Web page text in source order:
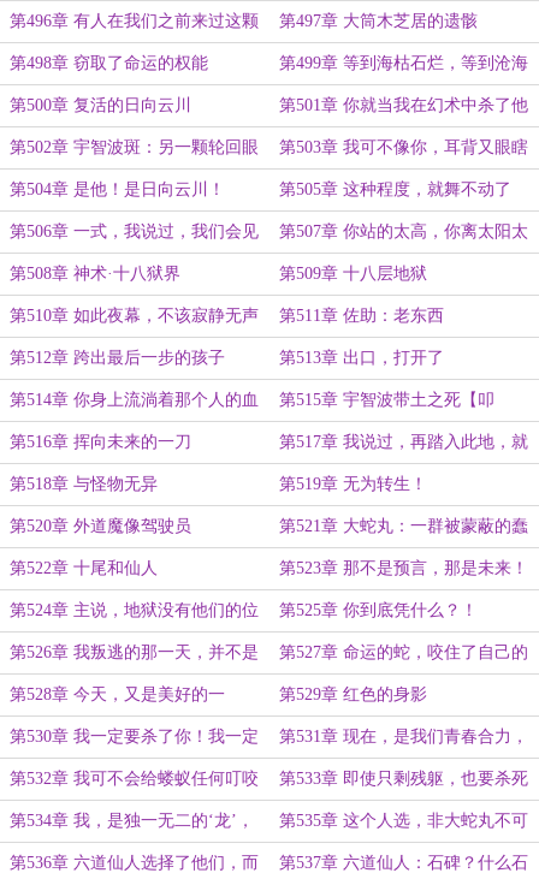
误以为自己也拥有权与力
第496章 有人在我们之前来过这颗
星球？
第497章 大筒木芝居的遗骸
第498章 窃取了命运的权能 第499章 等到海枯石烂，等到沧海
桑田，等到两千年后
第500章 复活的日向云川 第501章 你就当我在幻术中杀了他
吧
第502章 宇智波斑：另一颗轮回眼
呢？
第503章 我可不像你，耳背又眼瞎
的老头子！
第504章 是他！是日向云川！ 第505章 这种程度，就舞不动了
吗？
第506章 一式，我说过，我们会见
面的
第507章 你站的太高，你离太阳太
近
第508章 神术·十八狱界 第509章 十八层地狱
第510章 如此夜幕，不该寂静无声 第511章 佐助：老东西
第512章 跨出最后一步的孩子 第513章 出口，打开了
第514章 你身上流淌着那个人的血
脉
第515章 宇智波带土之死【叩
谢“nrvzo”大佬的盟主】
第516章 挥向未来的一刀 第517章 我说过，再踏入此地，就
赐你死亡
第518章 与怪物无异 第519章 无为转生！
第520章 外道魔像驾驶员 第521章 大蛇丸：一群被蒙蔽的蠢
货！！
第522章 十尾和仙人 第523章 那不是预言，那是未来！
第524章 主说，地狱没有他们的位
置
第525章 你到底凭什么？！
第526章 我叛逃的那一天，并不是
结束，而是一切的开始
第527章 命运的蛇，咬住了自己的
尾巴
第528章 今天，又是美好的一
天……吗？
第529章 红色的身影
第530章 我一定要杀了你！我一定
要杀了你！
第531章 现在，是我们青春合力，
贯彻忍道的时候了
第532章 我可不会给蝼蚁任何叮咬
的机会
第533章 即使只剩残躯，也要杀死
你！
第534章 我，是独一无二的‘龙’，
是完美的存在！
第535章 这个人选，非大蛇丸不可
第536章 六道仙人选择了他们，而 第537章 六道仙人：石碑？什么石